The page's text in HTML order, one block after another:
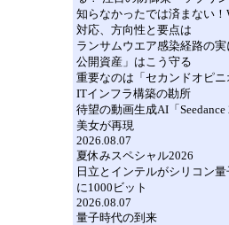
知らなかったでは済まない！
対応、方向性と要点は
ランサムウエア感染経路の
公開資産」はこう守る
重要なのは「セカンドオピ
ITインフラ構築の勘所
待望の動画生成AI「
美女が再現
2026.08.07
夏休みスペシャル2026
日立とインテルがシリコン
に1000ビット
2026.08.07
量子時代の到来